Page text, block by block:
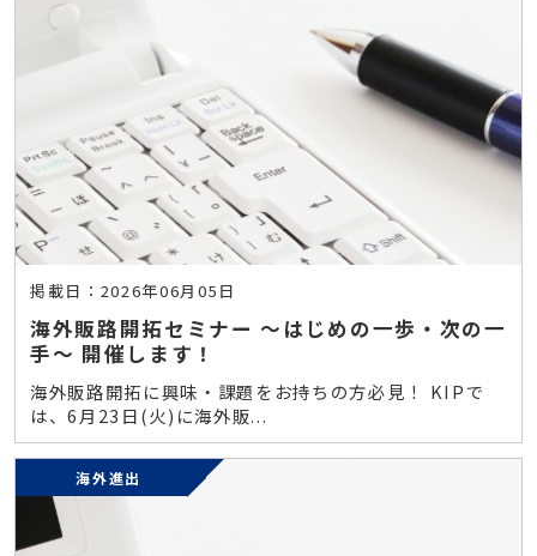
掲載日：2026年06月05日
海外販路開拓セミナー ～はじめの一歩・次の一
手～ 開催します！
海外販路開拓に興味・課題をお持ちの方必見！ KIPで
は、6月23日(火)に海外販...
海外進出